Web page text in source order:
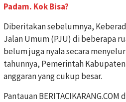
Padam. Kok Bisa?
Diberitakan sebelumnya,
Jalan Umum (PJU) di beberapa
belum juga nyala secara
tahunnya, Pemerintah
anggaran yang cukup besar.
Pantauan